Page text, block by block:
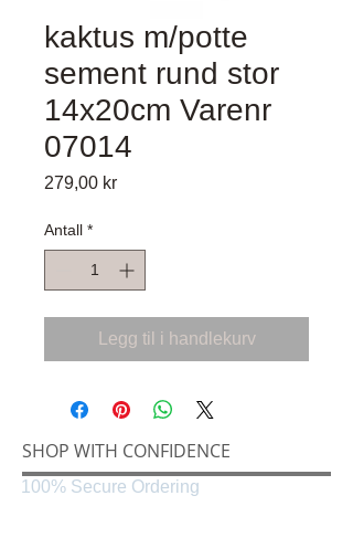
kaktus m/potte
sement rund stor
14x20cm Varenr
07014
279,00 krPris
Antall *
Legg til i handlekurv
SHOP WITH CONFIDENCE
100% Secure Ordering